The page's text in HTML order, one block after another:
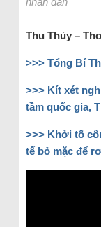
Thu Thủy –
>>> Tổng Bí
>>> Kít xét
tầm quốc gia,
>>> Khởi tố
tế bỏ mặc để